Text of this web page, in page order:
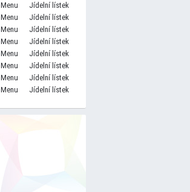
Menu
Jídelní lístek
Menu
Jídelní lístek
Menu
Jídelní lístek
Menu
Jídelní lístek
Menu
Jídelní lístek
Menu
Jídelní lístek
Menu
Jídelní lístek
Menu Jídelní lístek